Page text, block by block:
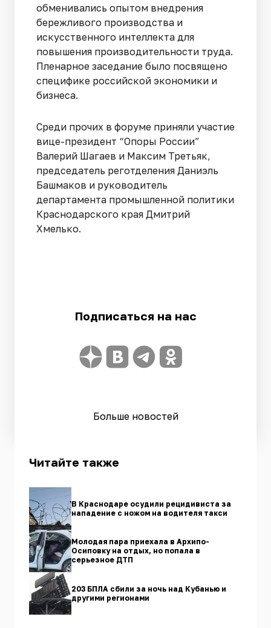
обменивались опытом внедрения
бережливого производства и
искусственного интеллекта для
повышения производительности труда.
Пленарное заседание было посвящено
специфике российской экономики и
бизнеса.
Среди прочих в форуме приняли участие
вице-президент “Опоры России”
Валерий Шагаев и Максим Третьяк,
председатель реготделения Даниэль
Башмаков и руководитель
департамента промышленной политики
Краснодарского края Дмитрий
Хмелько.
Подписаться на нас
Больше новостей
Читайте также
В Краснодаре осудили рецидивиста за
нападение с ножом на водителя такси
Молодая пара приехала в Архипо-
Осиповку на отдых, но попала в
серьезное ДТП
203 БПЛА сбили за ночь над Кубанью и
другими регионами